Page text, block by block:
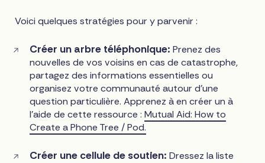
Voici quelques stratégies pour y parvenir :
Créer un arbre téléphonique: Prenez des
nouvelles de vos voisins en cas de catastrophe,
partagez des informations essentielles ou
organisez votre communauté autour d'une
question particulière. Apprenez à en créer un à
l'aide de cette ressource :Mutual Aid: How to
Create a Phone Tree / Pod.
Créer une cellule de soutien: Dressez la liste